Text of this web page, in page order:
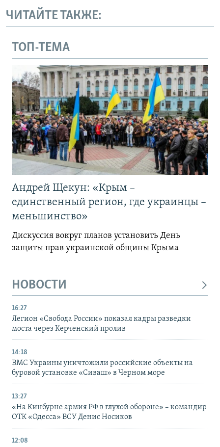
ЧИТАЙТЕ ТАКЖЕ:
ТОП-ТЕМА
Андрей Щекун: «Крым –
единственный регион, где украинцы –
меньшинство»
Дискуссия вокруг планов установить День
защиты прав украинской общины Крыма
НОВОСТИ
16:27
Легион «Свобода России» показал кадры разведки
моста через Керченский пролив
14:18
ВМС Украины уничтожили российские объекты на
буровой установке «Сиваш» в Черном море
13:27
«На Кинбурне армия РФ в глухой обороне» – командир
ОТК «Одесса» ВСУ Денис Носиков
12:08